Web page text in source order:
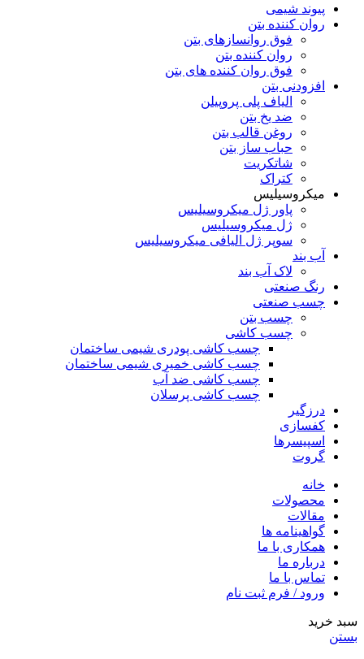
پیوند شیمی
روان کننده بتن
فوق روانسازهای بتن
روان کننده بتن
فوق روان کننده های بتن
افزودنی بتن
الیاف پلی پروپیلن
ضد یخ بتن
روغن قالب بتن
حباب ساز بتن
شاتکریت
کتراک
میکروسیلیس
پاور ژل میکروسیلیس
ژل میکروسیلیس
سوپر ژل الیافی میکروسیلیس
آب بند
لاک آب بند
رنگ صنعتی
چسب صنعتی
چسب بتن
چسب کاشی
چسب کاشی پودری شیمی ساختمان
چسب کاشی خمیری شیمی ساختمان
چسب کاشی ضد آب
چسب کاشی پرسلان
درزگیر
کفسازی
اسپیسرها
گروت
خانه
محصولات
مقالات
گواهینامه ها
همکاری با ما
درباره ما
تماس با ما
ورود / فرم ثبت نام
سبد خرید
بستن